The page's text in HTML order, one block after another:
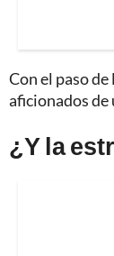
Con el paso
aficionados de
¿Y la